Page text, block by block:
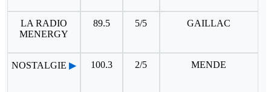
LA RADIO
MENERGY
89.5 5/5 GAILLAC
NOSTALGIE ▶ 100.3 2/5 MENDE